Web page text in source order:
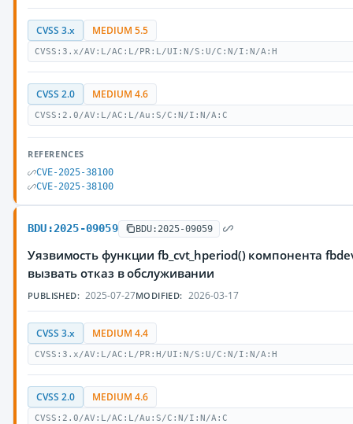
CVSS 3.x MEDIUM 5.5
CVSS:3.x/AV:L/AC:L/PR:L/UI:N/S:U/C:N/I:N/A:H
CVSS 2.0 MEDIUM 4.6
CVSS:2.0/AV:L/AC:L/Au:S/C:N/I:N/A:C
REFERENCES
CVE-2025-38100
CVE-2025-38100
BDU:2025-09059 BDU:2025-09059
Уязвимость функции fb_cvt_hperiod() компонента
вызвать отказ в обслуживании
PUBLISHED: 2025-07-27MODIFIED: 2026-03-17
CVSS 3.x MEDIUM 4.4
CVSS:3.x/AV:L/AC:L/PR:H/UI:N/S:U/C:N/I:N/A:H
CVSS 2.0 MEDIUM 4.6
CVSS:2.0/AV:L/AC:L/Au:S/C:N/I:N/A:C